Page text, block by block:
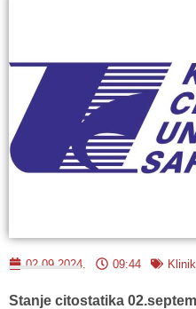
02.09.2024. 09:44
Stanje citostatika